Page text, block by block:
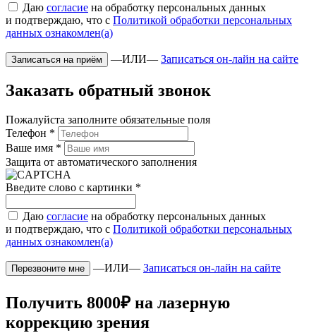
Даю согласие на обработку персональных данных
и подтверждаю, что с Политикой обработки персональных
данных ознакомлен(а)
—ИЛИ— Записаться он-лайн на сайте
Заказать обратный звонок
Пожалуйста заполните обязательные поля
Телефон *
Ваше имя *
Защита от автоматического заполнения
Введите слово с картинки *
Даю согласие на обработку персональных данных
и подтверждаю, что с Политикой обработки персональных
данных ознакомлен(а)
—ИЛИ— Записаться он-лайн на сайте
Получить 8000₽ на лазерную
коррекцию зрения